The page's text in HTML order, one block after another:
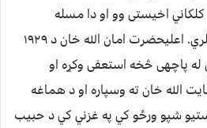
اخیستی وو او دا مسله
له نادرخان سره هیڅ اړه نه لري. اعلیحضرت امان الله خان د ۱۹۲۹
پاچهی څخه استعفی وکړه او
الله خان ته وسپاره او د هماغه
شپو ورځو کي په غزني کي د حبیب